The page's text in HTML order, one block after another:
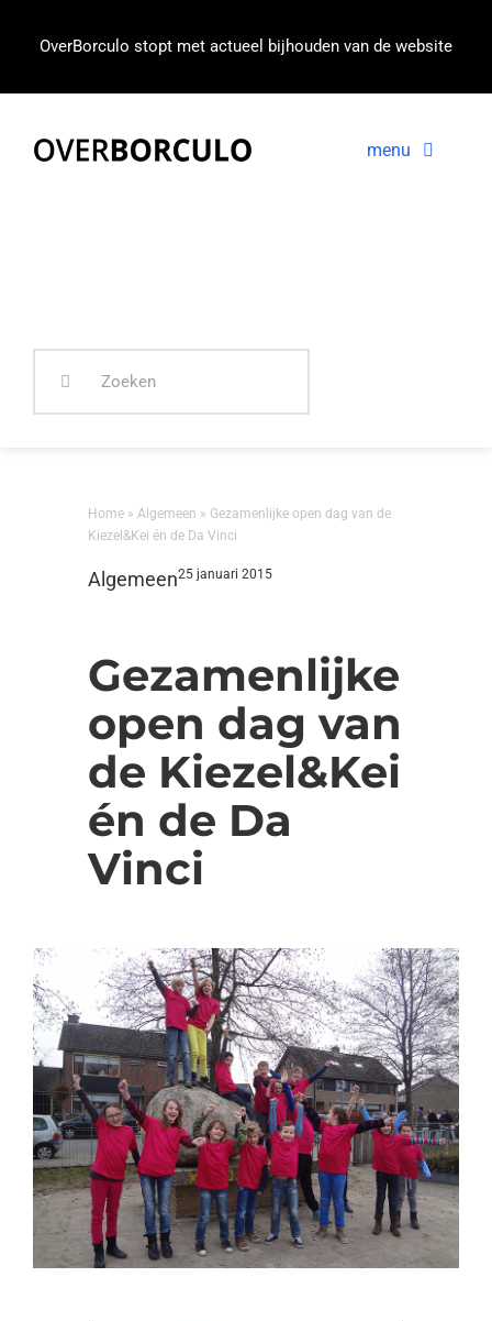
OverBorculo stopt met actueel bijhouden van de website
menu
Home »Algemeen » Gezamenlijke open dag van de
Kiezel&Kei én de Da Vinci
Algemeen25 januari 2015
Gezamenlijke
open dag van
de Kiezel&Kei
én de Da
Vinci